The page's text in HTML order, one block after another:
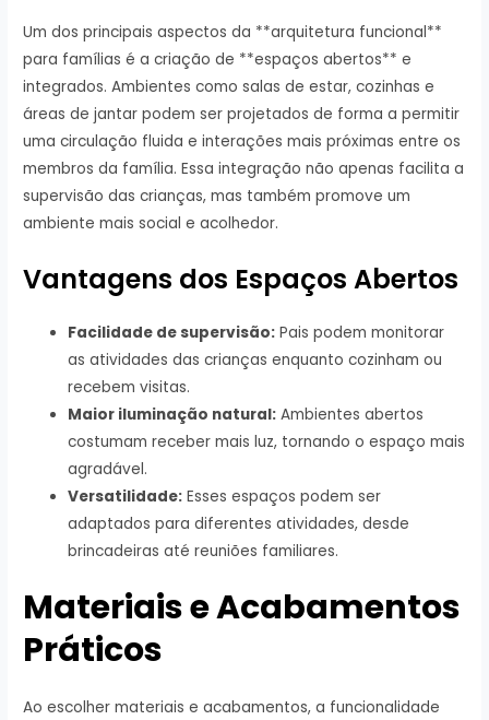
Um dos principais aspectos da **arquitetura funcional**
para famílias é a criação de **espaços abertos** e
integrados. Ambientes como salas de estar, cozinhas e
áreas de jantar podem ser projetados de forma a permitir
uma circulação fluida e interações mais próximas entre os
membros da família. Essa integração não apenas facilita a
supervisão das crianças, mas também promove um
ambiente mais social e acolhedor.
Vantagens dos Espaços Abertos
Facilidade de supervisão: Pais podem monitorar
as atividades das crianças enquanto cozinham ou
recebem visitas.
Maior iluminação natural: Ambientes abertos
costumam receber mais luz, tornando o espaço mais
agradável.
Versatilidade: Esses espaços podem ser
adaptados para diferentes atividades, desde
brincadeiras até reuniões familiares.
Materiais e Acabamentos
Práticos
Ao escolher materiais e acabamentos, a funcionalidade